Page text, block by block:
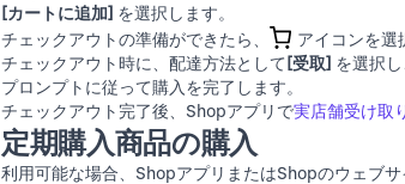
[カートに追加] を選択します。
チェックアウトの準備ができたら、
アイコンを選
チェックアウト時に、配達方法として[受取] を選択
プロンプトに従って購入を完了します。
チェックアウト完了後、Shopアプリで実店舗受け取
定期購入商品の購入
利用可能な場合、ShopアプリまたはShopのウェブサ